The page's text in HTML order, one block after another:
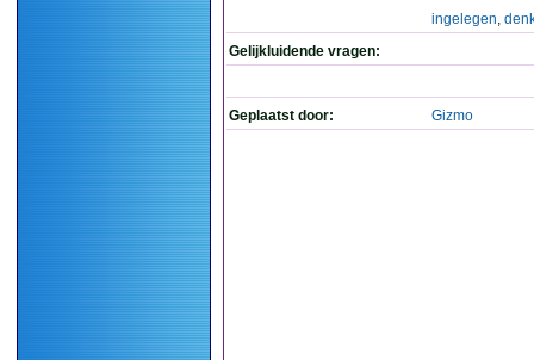
ingelegen,
Gelijkluidende vragen:
Geplaatst door: Gizmo